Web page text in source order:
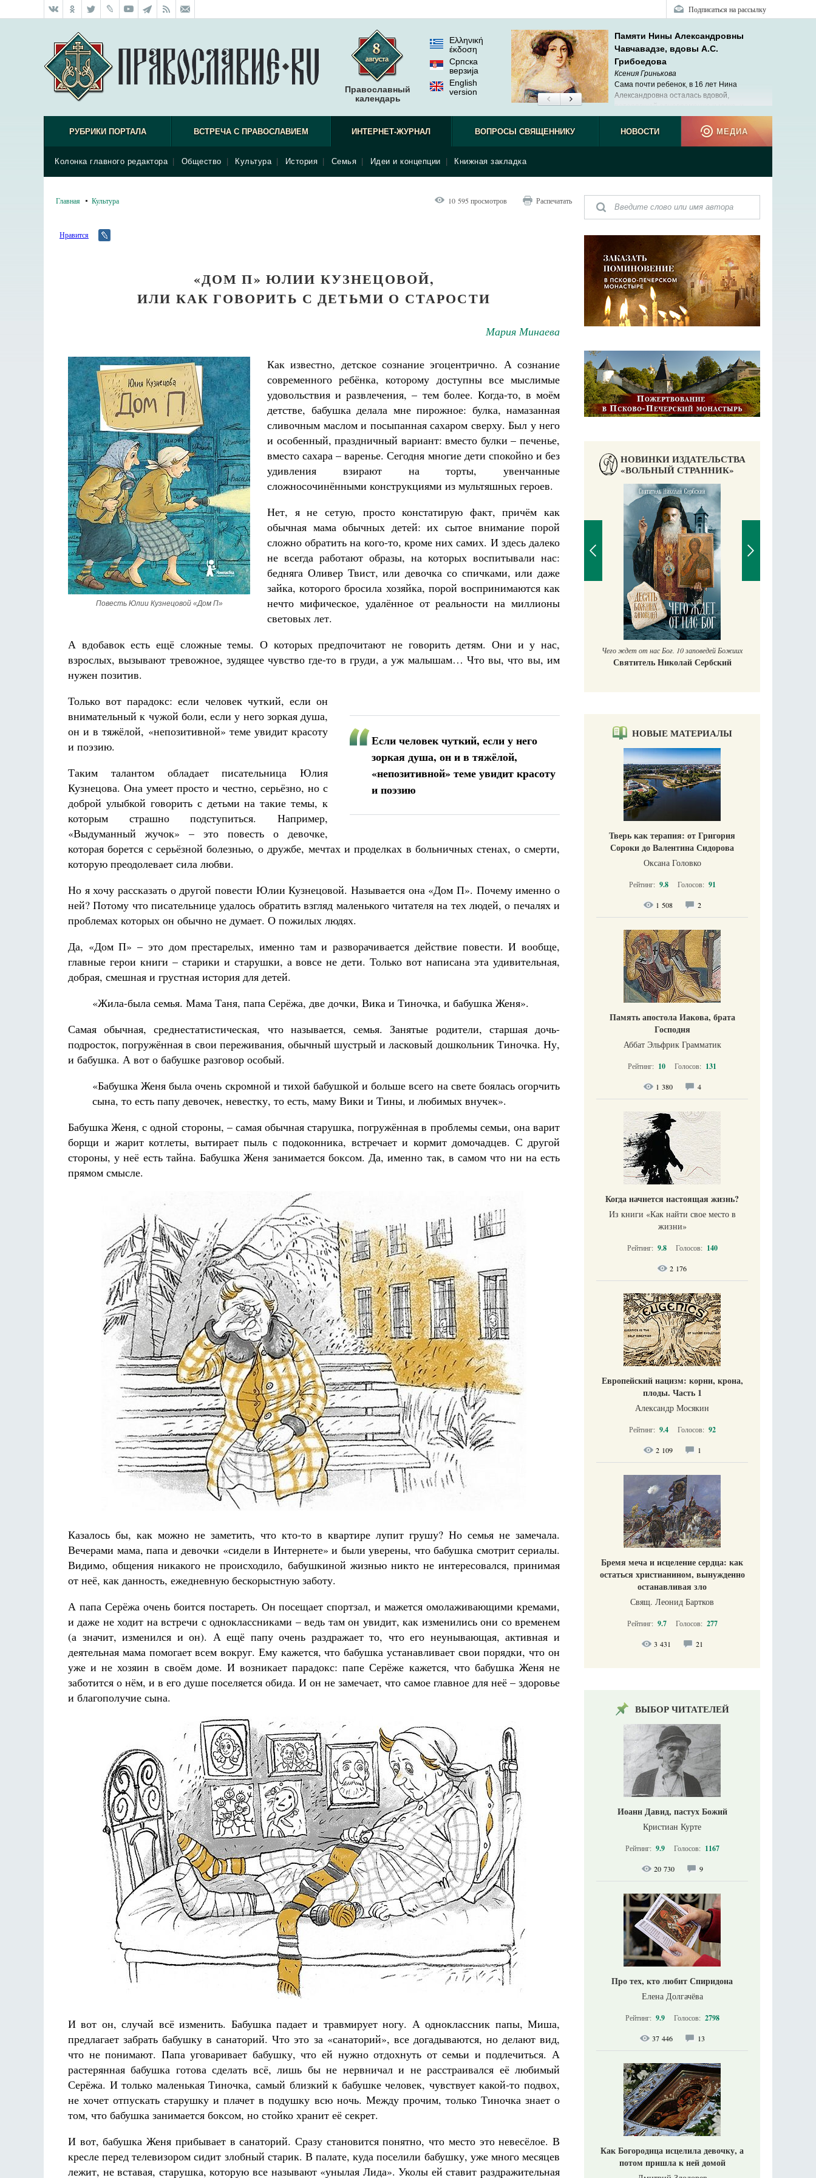
Подписаться на рассылку
Православный
календарь
Ελληνική
έκδοση
Српска
верзиjа
English
version
Памяти Нины Александровны
Чавчавадзе, вдовы А.С.
Грибоедова
Ксения Гринькова
Сама почти ребенок, в 16 лет Нина
Александровна осталась вдовой,
ребенка.
РУБРИКИ ПОРТАЛА ВСТРЕЧА С ПРАВОСЛАВИЕМ ИНТЕРНЕТ-ЖУРНАЛ
Колонка главного редактора Общество Культура История Семья Идеи и концепции Книжная закладка
ВОПРОСЫ СВЯЩЕННИКУ НОВОСТИ МЕДИА
Главная Культура 10 595 просмотров Распечатать
Нравится
«ДОМ П» ЮЛИИ КУЗНЕЦОВОЙ,
ИЛИ КАК ГОВОРИТЬ С ДЕТЬМИ О СТАРОСТИ
Мария Минаева
Повесть Юлии Кузнецовой «Дом П»
Как известно, детское сознание эгоцентрично. А сознание
современного ребёнка, которому доступны все мыслимые
удовольствия и развлечения, – тем более. Когда-то, в моём
детстве, бабушка делала мне пирожное: булка, намазанная
сливочным маслом и посыпанная сахаром сверху. Был у него
и особенный, праздничный вариант: вместо булки – печенье,
вместо сахара – варенье. Сегодня многие дети спокойно и без
удивления взирают на торты, увенчанные
сложносочинёнными конструкциями из мультяшных героев.
Нет, я не сетую, просто констатирую факт, причём как
обычная мама обычных детей: их сытое внимание порой
сложно обратить на кого-то, кроме них самих. И здесь далеко
не всегда работают образы, на которых воспитывали нас:
бедняга Оливер Твист, или девочка со спичками, или даже
зайка, которого бросила хозяйка, порой воспринимаются как
нечто мифическое, удалённое от реальности на миллионы
световых лет.
А вдобавок есть ещё сложные темы. О которых предпочитают не говорить детям. Они и у нас,
взрослых, вызывают тревожное, зудящее чувство где-то в груди, а уж малышам… Что вы, что вы, им
нужен позитив.
Если человек чуткий, если у него
зоркая душа, он и в тяжёлой,
«непозитивной» теме увидит красоту
и поэзию
Только вот парадокс: если человек чуткий, если он
внимательный к чужой боли, если у него зоркая душа,
он и в тяжёлой, «непозитивной» теме увидит красоту
и поэзию.
Таким талантом обладает писательница Юлия
Кузнецова. Она умеет просто и честно, серьёзно, но с
доброй улыбкой говорить с детьми на такие темы, к
которым страшно подступиться. Например,
«Выдуманный жучок» – это повесть о девочке,
которая борется с серьёзной болезнью, о дружбе, мечтах и проделках в больничных стенах, о смерти,
которую преодолевает сила любви.
Но я хочу рассказать о другой повести Юлии Кузнецовой. Называется она «Дом П». Почему именно о
ней? Потому что писательнице удалось обратить взгляд маленького читателя на тех людей, о печалях и
проблемах которых он обычно не думает. О пожилых людях.
Да, «Дом П» – это дом престарелых, именно там и разворачивается действие повести. И вообще,
главные герои книги – старики и старушки, а вовсе не дети. Только вот написана эта удивительная,
добрая, смешная и грустная история для детей.
«Жила-была семья. Мама Таня, папа Серёжа, две дочки, Вика и Тиночка, и бабушка Женя».
Самая обычная, среднестатистическая, что называется, семья. Занятые родители, старшая дочь-
подросток, погружённая в свои переживания, обычный шустрый и ласковый дошкольник Тиночка. Ну,
и бабушка. А вот о бабушке разговор особый.
«Бабушка Женя была очень скромной и тихой бабушкой и больше всего на свете боялась огорчить
сына, то есть папу девочек, невестку, то есть, маму Вики и Тины, и любимых внучек».
Бабушка Женя, с одной стороны, – самая обычная старушка, погружённая в проблемы семьи, она варит
борщи и жарит котлеты, вытирает пыль с подоконника, встречает и кормит домочадцев. С другой
стороны, у неё есть тайна. Бабушка Женя занимается боксом. Да, именно так, в самом что ни на есть
прямом смысле.
Казалось бы, как можно не заметить, что кто-то в квартире лупит грушу? Но семья не замечала.
Вечерами мама, папа и девочки «сидели в Интернете» и были уверены, что бабушка смотрит сериалы.
Видимо, общения никакого не происходило, бабушкиной жизнью никто не интересовался, принимая
от неё, как данность, ежедневную бескорыстную заботу.
А папа Серёжа очень боится постареть. Он посещает спортзал, и мажется омолаживающими кремами,
и даже не ходит на встречи с одноклассниками – ведь там он увидит, как изменились они со временем
(а значит, изменился и он). А ещё папу очень раздражает то, что его неунывающая, активная и
деятельная мама помогает всем вокруг. Ему кажется, что бабушка устанавливает свои порядки, что он
уже и не хозяин в своём доме. И возникает парадокс: папе Серёже кажется, что бабушка Женя не
заботится о нём, и в его душе поселяется обида. И он не замечает, что самое главное для неё – здоровье
и благополучие сына.
И вот он, случай всё изменить. Бабушка падает и травмирует ногу. А одноклассник папы, Миша,
предлагает забрать бабушку в санаторий. Что это за «санаторий», все догадываются, но делают вид,
что не понимают. Папа уговаривает бабушку, что ей нужно отдохнуть от семьи и подлечиться. А
растерянная бабушка готова сделать всё, лишь бы не нервничал и не расстраивался её любимый
Серёжа. И только маленькая Тиночка, самый близкий к бабушке человек, чувствует какой-то подвох,
не хочет отпускать старушку и плачет в подушку всю ночь. Между прочим, только Тиночка знает о
том, что бабушка занимается боксом, но стойко хранит её секрет.
И вот, бабушка Женя прибывает в санаторий. Сразу становится понятно, что место это невесёлое. В
кресле перед телевизором сидит злобный старик. В палате, куда поселили бабушку, уже много месяцев
лежит, не вставая, старушка, которую все называют «унылая Лида». Уколы ей ставит раздражительная
НОВИНКИ ИЗДАТЕЛЬСТВА
«ВОЛЬНЫЙ СТРАННИК»
Фредерика де Грааф Как найти своё место в жизни
Кирилл Мурышев
Роман Котов Чего ждет от нас Бог. 10 заповедей Божиих
Святитель Николай Сербский
НОВЫЕ МАТЕРИАЛЫ
Тверь как терапия: от Григория
Сороки до Валентина Сидорова
Оксана Головко
Рейтинг: 9.8 Голосов: 91
1 508 2
Память апостола Иакова, брата
Господня
Аббат Эльфрик Грамматик
Рейтинг: 10 Голосов: 131
1 380 4
Когда начнется настоящая жизнь?
Из книги «Как найти свое место в
жизни​»
Рейтинг: 9.8 Голосов: 140
2 176
Европейский нацизм: корни, крона,
плоды. Часть 1
Александр Мосякин
Рейтинг: 9.4 Голосов: 92
2 109 1
Бремя меча и исцеление сердца: как
остаться христианином, вынужденно
останавливая зло
Свящ. Леонид Бартков
Рейтинг: 9.7 Голосов: 277
3 431 21
ВЫБОР ЧИТАТЕЛЕЙ
Иоанн Давид, пастух Божий
Кристиан Курте
Рейтинг: 9.9 Голосов: 1167
20 730 9
Про тех, кто любит Спиридона
Елена Долгачёва
Рейтинг: 9.9 Голосов: 2798
37 446 13
Как Богородица исцелила девочку, а
потом пришла к ней домой